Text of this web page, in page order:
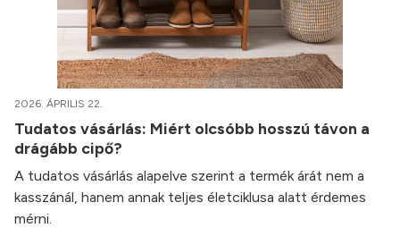
2026. ÁPRILIS 22.
Tudatos vásárlás: Miért olcsóbb hosszú távon a
drágább cipő?
A tudatos vásárlás alapelve szerint a termék árát nem a
kasszánál, hanem annak teljes életciklusa alatt érdemes
mérni.